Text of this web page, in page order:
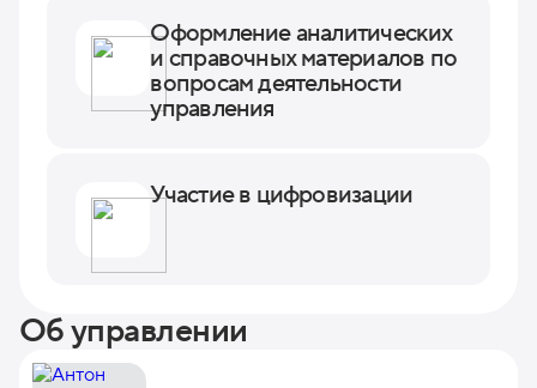
Оформление аналитических
и справочных материалов по
вопросам деятельности
управления
Участие в цифровизации
Об управлении